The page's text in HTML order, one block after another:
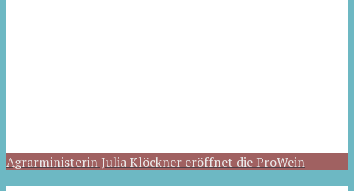
Agrarministerin Julia Klöckner eröffnet die ProWein